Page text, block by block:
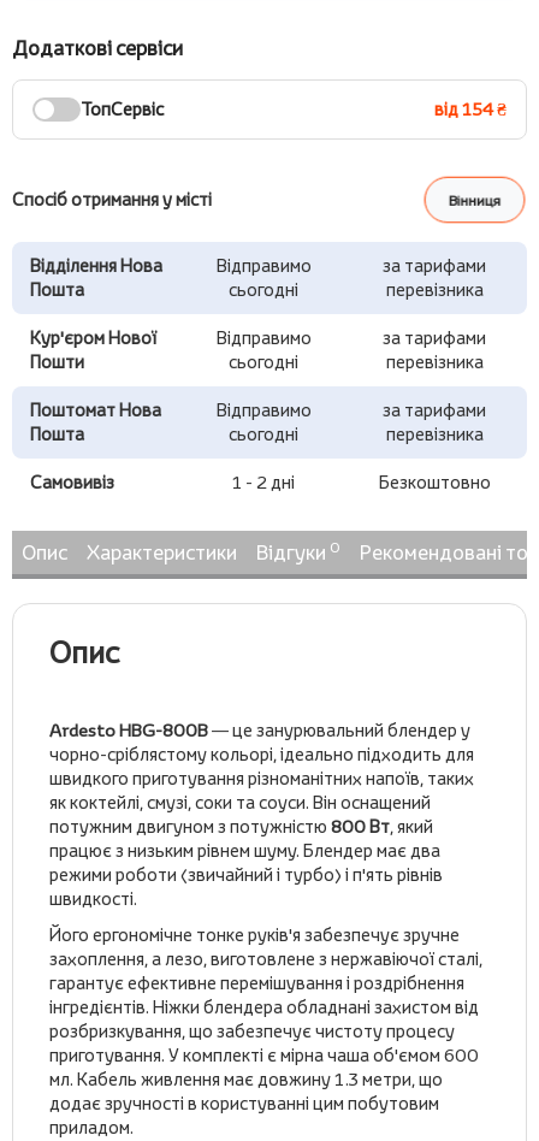
Додаткові сервіси
ТопСервіс від 154 ₴
Спосіб отримання у місті Вінниця
Відділення Нова
Пошта
Відправимо
сьогодні
за тарифами
перевізника
Кур'єром Нової
Пошти
Відправимо
сьогодні
за тарифами
перевізника
Поштомат Нова
Пошта
Відправимо
сьогодні
за тарифами
перевізника
Самовивіз 1 - 2 дні Безкоштовно
Опис Характеристики Відгуки 0 Рекомендовані
Опис
Ardesto HBG-800B— це занурювальний блендер у
чорно-сріблястому кольорі, ідеально підходить для
швидкого приготування різноманітних напоїв, таких
як коктейлі, смузі, соки та соуси. Він оснащений
потужним двигуном з потужністю 800 Вт, який
працює з низьким рівнем шуму. Блендер має два
режими роботи (звичайний і турбо) і п'ять рівнів
швидкості.
Його ергономічне тонке руків'я забезпечує зручне
захоплення, а лезо, виготовлене з нержавіючої сталі,
гарантує ефективне перемішування і роздрібнення
інгредієнтів. Ніжки блендера обладнані захистом від
розбризкування, що забезпечує чистоту процесу
приготування. У комплекті є мірна чаша об'ємом 600
мл. Кабель живлення має довжину 1.3 метри, що
додає зручності в користуванні цим побутовим
приладом.